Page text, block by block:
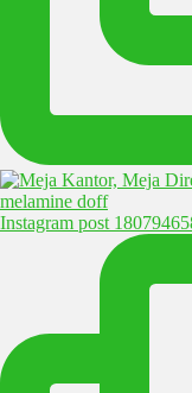
Instagram post